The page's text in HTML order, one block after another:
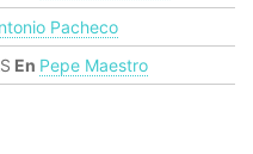
Pacheco
En Pepe Maestro